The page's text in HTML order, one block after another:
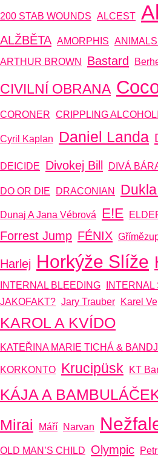
200 STAB WOUNDS ALCEST
ALŽBĚTA AMORPHIS
ARTHUR BROWN
Bastard
CIVILNÍ OBRANA
CORONER CRIPPLING
Cyril Kaplan Daniel Landa
DEICIDE Divokej Bill DIVÁ
DO OR DIE DRACONIAN
Dunaj A Jana Vébrová E!E
Forrest Jump FÉNIX
Harlej Horkýže Slíže
INTERNAL BLEEDING
JAKOFAKT? Jary Trauber Karel
KAROL A KVÍDO
KATEŘINA MARIE TICHÁ &
KORKONTO Krucipüsk KT
KÁJA A
Mirai Máří Narvan
OLD MAN’S CHILD Olympic